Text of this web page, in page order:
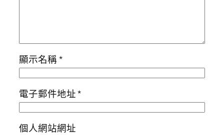
顯示名稱*
電子郵件地址*
個人網站網址